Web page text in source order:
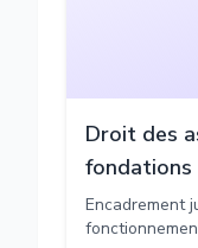
Droit des
fondations
Encadrement